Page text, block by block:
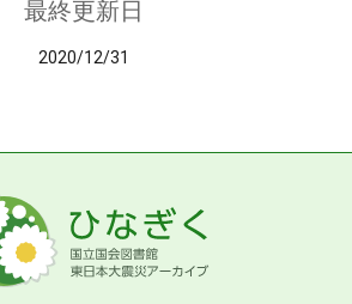
最終更新日
2020/12/31